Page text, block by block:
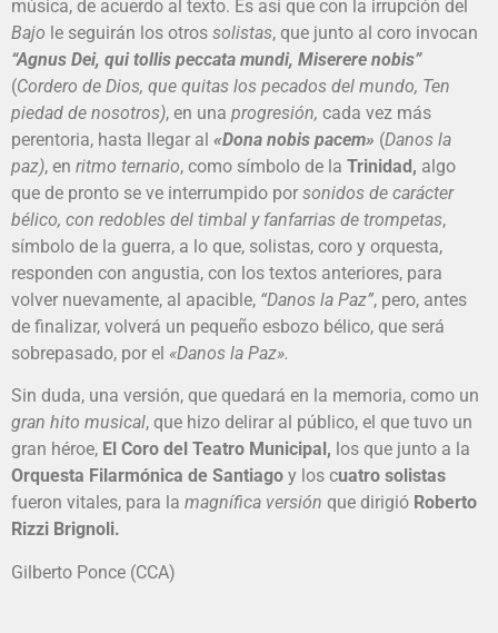
música, de acuerdo al texto. Es así que con la irrupción del
Bajo le seguirán los otros solistas, que junto al coro invocan
“Agnus Dei, qui tollis peccata mundi, Miserere nobis”
(Cordero de Dios, que quitas los pecados del mundo, Ten
piedad de nosotros), en una progresión, cada vez más
perentoria, hasta llegar al «Dona nobis pacem» (Danos la
paz), en ritmo ternario, como símbolo de la Trinidad, algo
que de pronto se ve interrumpido por sonidos de carácter
bélico, con redobles del timbal y fanfarrias de trompetas,
símbolo de la guerra, a lo que, solistas, coro y orquesta,
responden con angustia, con los textos anteriores, para
volver nuevamente, al apacible, “Danos la Paz”, pero, antes
de finalizar, volverá un pequeño esbozo bélico, que será
sobrepasado, por el «Danos la Paz».
Sin duda, una versión, que quedará en la memoria, como un
gran hito musical, que hizo delirar al público, el que tuvo un
gran héroe, El Coro del Teatro Municipal, los que junto a la
Orquesta Filarmónica de Santiago y los cuatro solistas
fueron vitales, para la magnífica versión que dirigió Roberto
Rizzi Brignoli.
Gilberto Ponce (CCA)